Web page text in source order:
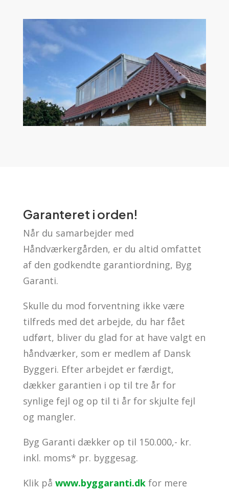
Garanteret i orden!
Når du samarbejder med
Håndværkergården, er du altid omfattet
af den godkendte garantiordning, Byg
Garanti.
Skulle du mod forventning ikke være
tilfreds med det arbejde, du har fået
udført, bliver du glad for at have valgt en
håndværker, som er medlem af Dansk
Byggeri. Efter arbejdet er færdigt,
dækker garantien i op til tre år for
synlige fejl og op til ti år for skjulte fejl
og mangler.
Byg Garanti dækker op til 150.000,- kr.
inkl. moms* pr. byggesag.
Klik på www.byggaranti.dkfor mere